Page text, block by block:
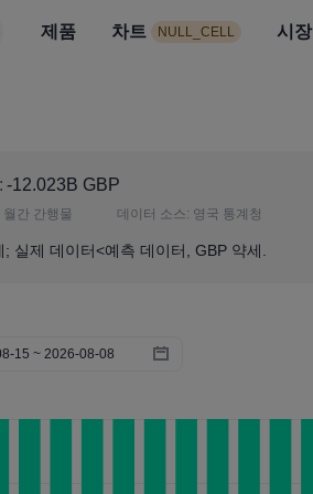
제품 차트 NULL_CELL 시장
시장 뉴스 전략
-12.023B GBP
월간 간행물 데이터 소스: 영국 통계청
실제 데이터<예측 데이터, GBP 약세.